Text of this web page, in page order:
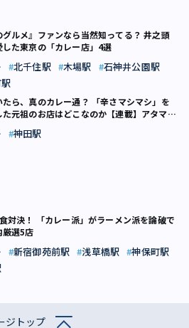
グルメ』ファンなら当然知ってる？ 井之頭
した東京の「カレー店」4選
北千住駅 木場駅
石神井公園駅
たら、真のカレー通？ 「辛さマシマシ」を
た元祖のお店はどこなのか【連載】アタマで
神田駅
対決！ 「カレー派」がラーメン派を論破で
厳選5店
新宿御苑前駅 浅草橋駅
神保町駅
ジトップ